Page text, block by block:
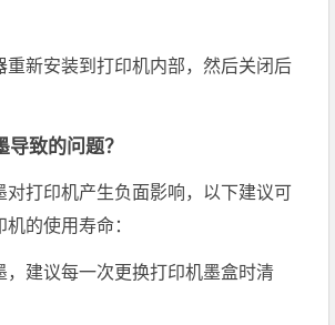
重新安装到打印机内部，然后关闭后
致的问题？
对打印机产生负面影响，以下建议可
的使用寿命：
，建议每一次更换打印机墨盒时清